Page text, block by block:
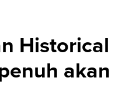
Historical
akan